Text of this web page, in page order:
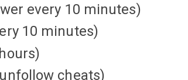
every 10 minutes)
10 minutes)
cheats)